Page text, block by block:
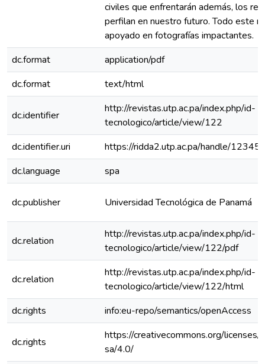
civiles que enfrentarán además, los
perfilan en nuestro futuro. Todo este
apoyado en fotografías impactantes.
dc.format
application/pdf
dc.format
text/html
dc.identifier
http://revistas.utp.ac.pa/index.php/id-
tecnologico/article/view/122
dc.identifier.uri
https://ridda2.utp.ac.pa/handle/
dc.language
spa
dc.publisher Universidad Tecnológica de Panamá
dc.relation
http://revistas.utp.ac.pa/index.php/id-
tecnologico/article/view/122/pdf
dc.relation
http://revistas.utp.ac.pa/index.php/id-
tecnologico/article/view/122/html
dc.rights
info:eu-repo/semantics/openAccess
dc.rights
https://creativecommons.org/licenses/
sa/4.0/